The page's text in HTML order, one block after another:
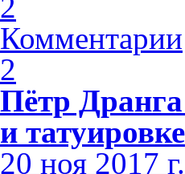
Комментарии
2
Пётр
и татуировке
20 ноя 2017 г.